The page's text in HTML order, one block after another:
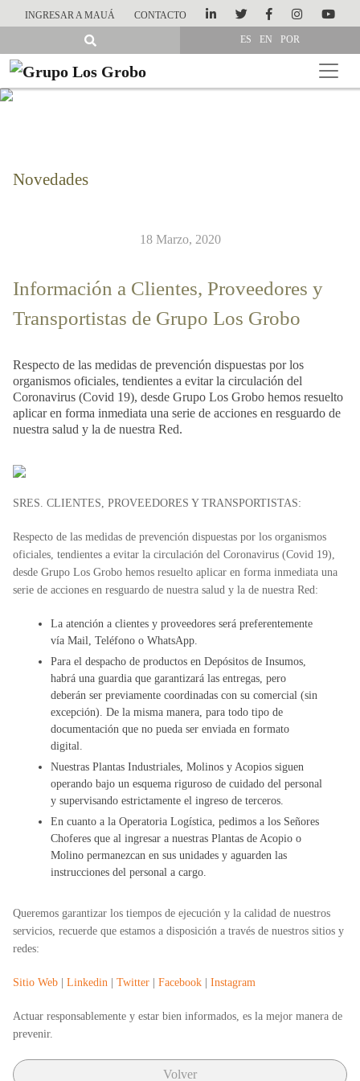
INGRESAR A MAUÁ CONTACTO
ES EN POR
Novedades
18 Marzo, 2020
Información a Clientes, Proveedores y
Transportistas de Grupo Los Grobo
Respecto de las medidas de prevención dispuestas por los
organismos oficiales, tendientes a evitar la circulación del
Coronavirus (Covid 19), desde Grupo Los Grobo hemos resuelto
aplicar en forma inmediata una serie de acciones en resguardo de
nuestra salud y la de nuestra Red.
SRES. CLIENTES, PROVEEDORES Y TRANSPORTISTAS:
Respecto de las medidas de prevención dispuestas por los organismos
oficiales, tendientes a evitar la circulación del Coronavirus (Covid 19),
desde Grupo Los Grobo hemos resuelto aplicar en forma inmediata una
serie de acciones en resguardo de nuestra salud y la de nuestra Red:
La atención a clientes y proveedores será preferentemente
vía Mail, Teléfono o WhatsApp.
Para el despacho de productos en Depósitos de Insumos,
habrá una guardia que garantizará las entregas, pero
deberán ser previamente coordinadas con su comercial (sin
excepción). De la misma manera, para todo tipo de
documentación que no pueda ser enviada en formato
digital.
Nuestras Plantas Industriales, Molinos y Acopios siguen
operando bajo un esquema riguroso de cuidado del personal
y supervisando estrictamente el ingreso de terceros.
En cuanto a la Operatoria Logística, pedimos a los Señores
Choferes que al ingresar a nuestras Plantas de Acopio o
Molino permanezcan en sus unidades y aguarden las
instrucciones del personal a cargo.
Queremos garantizar los tiempos de ejecución y la calidad de nuestros
servicios, recuerde que estamos a disposición a través de nuestros sitios y
redes:
Sitio Web Linkedin Twitter Facebook Instagram
Actuar responsablemente y estar bien informados, es la mejor manera de
prevenir.
Volver